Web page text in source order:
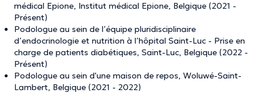
médical Epione, Institut médical Epione, Belgique (2021 -
Présent)
Podologue au sein de l’équipe pluridisciplinaire
d’endocrinologie et nutrition à l’hôpital Saint-Luc - Prise en
charge de patients diabétiques, Saint-Luc, Belgique (2022 -
Présent)
Podologue au sein d'une maison de repos, Woluwé-Saint-
Lambert, Belgique (2021 - 2022)